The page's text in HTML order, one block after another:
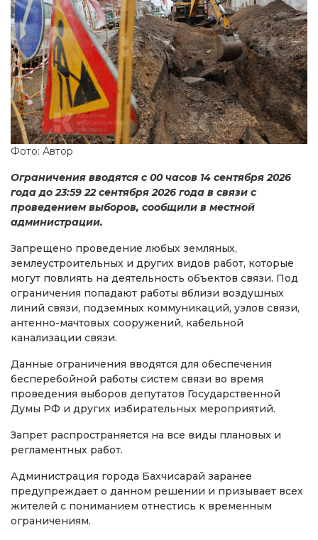
Фото: Автор
Ограничения вводятся с 00 часов 14 сентября 2026
года до 23:59 22 сентября 2026 года в связи с
проведением выборов, сообщили в местной
администрации.
Запрещено проведение любых земляных,
землеустроительных и других видов работ, которые
могут повлиять на деятельность объектов связи. Под
ограничения попадают работы вблизи воздушных
линий связи, подземных коммуникаций, узлов связи,
антенно-мачтовых сооружений, кабельной
канализации связи.
Данные ограничения вводятся для обеспечения
бесперебойной работы систем связи во время
проведения выборов депутатов Государственной
Думы РФ и других избирательных мероприятий.
Запрет распространяется на все виды плановых и
регламентных работ.
Администрация города Бахчисарай заранее
предупреждает о данном решении и призывает всех
жителей с пониманием отнестись к временным
ограничениям.